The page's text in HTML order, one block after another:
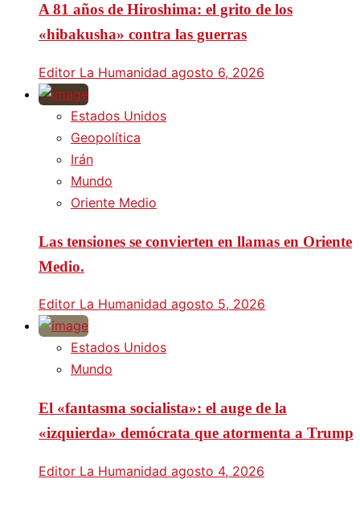
A 81 años de Hiroshima: el grito de los
«hibakusha» contra las guerras
Editor La Humanidad agosto 6, 2026
Estados Unidos
Geopolítica
Irán
Mundo
Oriente Medio
Las tensiones se convierten en llamas en Oriente
Medio.
Editor La Humanidad agosto 5, 2026
Estados Unidos
Mundo
El «fantasma socialista»: el auge de la
«izquierda» demócrata que atormenta a Trump
Editor La Humanidad agosto 4, 2026